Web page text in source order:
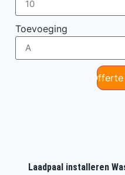
Toevoeging
Laadpaal installeren